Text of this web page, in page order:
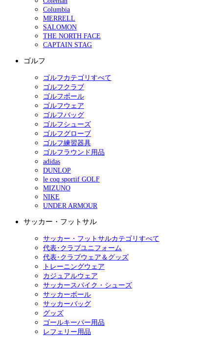
Columbia
MERRELL
SALOMON
THE NORTH FACE
CAPTAIN STAG
ゴルフ
ゴルフカテゴリすべて
ゴルフクラブ
ゴルフボール
ゴルフウェア
ゴルフバッグ
ゴルフシューズ
ゴルフグローブ
ゴルフ練習器具
ゴルフラウンド用品
adidas
DUNLOP
le coq sportif GOLF
MIZUNO
NIKE
UNDER ARMOUR
サッカー・フットサル
サッカー・フットサルカテゴリすべて
代表･クラブユニフォーム
代表･クラブウェア＆グッズ
トレーニングウェア
カジュアルウェア
サッカースパイク・シューズ
サッカーボール
サッカーバッグ
グッズ
ゴールキーパー用品
レフェリー用品